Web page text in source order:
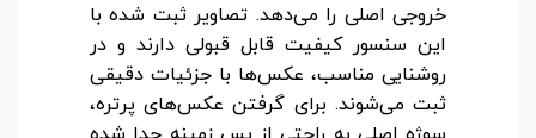
خروجی اصلی را می‌دهد. تصاویر ثبت شده با
این سنسور کیفیت قابل قبولی دارند و در
روشنایی مناسب، عکس‌ها با جزئیات دقیقی
ثبت می‌شوند. برای گرفتن عکس‌های پرتره،